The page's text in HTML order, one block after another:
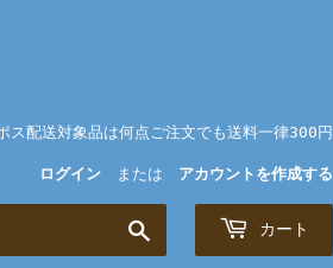
ス配送対象品は何点ご注文でも送料一律300円
ログイン または アカウントを作成する
索
カート